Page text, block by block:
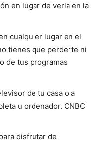
en lugar de verla en la
cualquier lugar en el
tienes que perderte ni
de tus programas
de tu casa o a
u ordenador. CNBC
disfrutar de